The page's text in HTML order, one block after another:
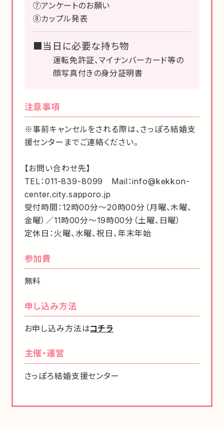
⑦アンケートのお願い
⑧カップル発表
■当日に必要な持ち物
運転免許証、マイナンバーカード等の
顔写真付きの身分証明書
注意事項
※事前キャンセルをされる際は、さっぽろ結婚支
援センターまでご連絡ください。
【お問い合わせ先】
TEL：011-839-8099 Mail：info@kekkon-
center.city.sapporo.jp
受付時間：12時00分～20時00分（月曜、木曜、
金曜）／11時00分～19時00分（土曜、日曜）
定休日：火曜、水曜、祝日、年末年始
参加費
無料
申し込み方法
お申し込み方法はコチラ
主催・運営
さっぽろ結婚支援センター